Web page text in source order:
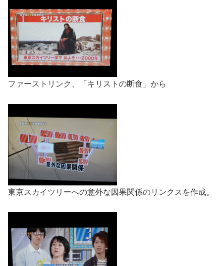
ファーストリンク、「キリストの断食」から
東京スカイツリーへの意外な因果関係のリンクスを作成。